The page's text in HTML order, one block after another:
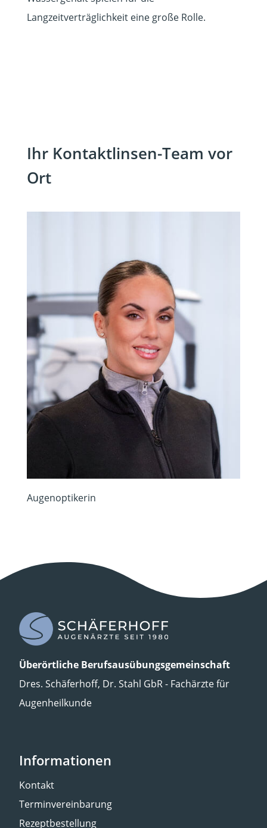
Langzeitverträglichkeit eine große Rolle.
Ihr Kontaktlinsen-Team vor
Ort
Augenoptikerin
Überörtliche Berufsausübungsgemeinschaft
Dres. Schäferhoff, Dr. Stahl GbR - Fachärzte für
Augenheilkunde
Informationen
Kontakt
Terminvereinbarung
Rezeptbestellung